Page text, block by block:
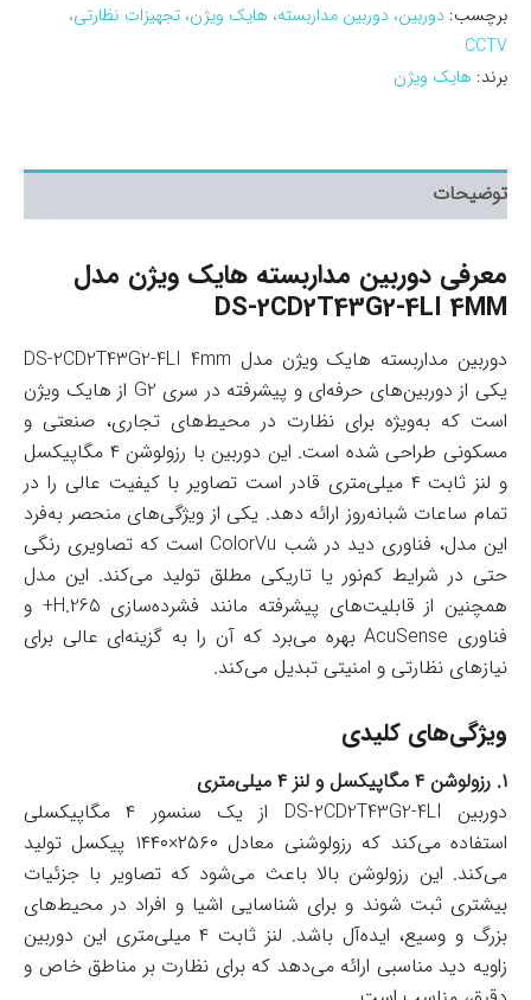
برچسب: دوربین، دوربین مداربسته، هایک ویژن، تجهیزات نظارتی،
CCTV
برند: هایک ویژن
توضیحات
معرفی دوربین مداربسته هایک ویژن مدل
DS-2CD2T43G2-4LI 4MM
دوربین مداربسته هایک ویژن مدل DS-2CD2T43G2-4LI 4mm
یکی از دوربین‌های حرفه‌ای و پیشرفته در سری G2 از هایک ویژن
است که به‌ویژه برای نظارت در محیط‌های تجاری، صنعتی و
مسکونی طراحی شده است. این دوربین با رزولوشن ۴ مگاپیکسل
و لنز ثابت ۴ میلی‌متری قادر است تصاویر با کیفیت عالی را در
تمام ساعات شبانه‌روز ارائه دهد. یکی از ویژگی‌های منحصر به‌فرد
این مدل، فناوری دید در شب ColorVu است که تصاویری رنگی
حتی در شرایط کم‌نور یا تاریکی مطلق تولید می‌کند. این مدل
همچنین از قابلیت‌های پیشرفته مانند فشرده‌سازی H.265+ و
فناوری AcuSense بهره می‌برد که آن را به گزینه‌ای عالی برای
نیازهای نظارتی و امنیتی تبدیل می‌کند.
ویژگی‌های کلیدی
۱. رزولوشن ۴ مگاپیکسل و لنز ۴ میلی‌متری
دوربین DS-2CD2T43G2-4LI از یک سنسور ۴ مگاپیکسلی
استفاده می‌کند که رزولوشنی معادل ۲۵۶۰×۱۴۴۰ پیکسل تولید
می‌کند. این رزولوشن بالا باعث می‌شود که تصاویر با جزئیات
بیشتری ثبت شوند و برای شناسایی اشیا و افراد در محیط‌های
بزرگ و وسیع، ایده‌آل باشد. لنز ثابت ۴ میلی‌متری این دوربین
زاویه دید مناسبی ارائه می‌دهد که برای نظارت بر مناطق خاص و